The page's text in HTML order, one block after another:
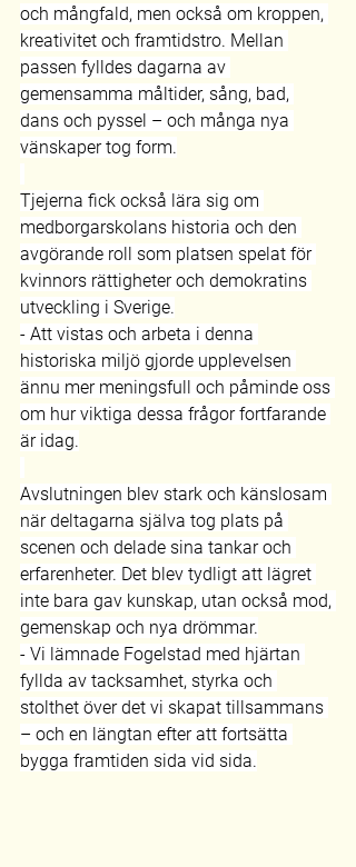
och mångfald, men också om kroppen,
kreativitet och framtidstro. Mellan
passen fylldes dagarna av
gemensamma måltider, sång, bad,
dans och pyssel – och många nya
vänskaper tog form.
Tjejerna fick också lära sig om
medborgarskolans historia och den
avgörande roll som platsen spelat för
kvinnors rättigheter och demokratins
utveckling i Sverige.
- Att vistas och arbeta i denna
historiska miljö gjorde upplevelsen
ännu mer meningsfull och påminde oss
om hur viktiga dessa frågor fortfarande
är idag.
Avslutningen blev stark och känslosam
när deltagarna själva tog plats på
scenen och delade sina tankar och
erfarenheter. Det blev tydligt att lägret
inte bara gav kunskap, utan också mod,
gemenskap och nya drömmar.
- Vi lämnade Fogelstad med hjärtan
fyllda av tacksamhet, styrka och
stolthet över det vi skapat tillsammans
– och en längtan efter att fortsätta
bygga framtiden sida vid sida.